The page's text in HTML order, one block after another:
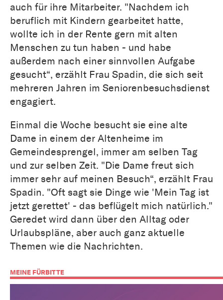
auch für ihre Mitarbeiter. "Nachdem ich
beruflich mit Kindern gearbeitet hatte,
wollte ich in der Rente gern mit alten
Menschen zu tun haben - und habe
außerdem nach einer sinnvollen Aufgabe
gesucht“, erzählt Frau Spadin, die sich seit
mehreren Jahren im Seniorenbesuchsdienst
engagiert.
Einmal die Woche besucht sie eine alte
Dame in einem der Altenheime im
Gemeindesprengel, immer am selben Tag
und zur selben Zeit. "Die Dame freut sich
immer sehr auf meinen Besuch“, erzählt Frau
Spadin. "Oft sagt sie Dinge wie 'Mein Tag ist
jetzt gerettet' - das beflügelt mich natürlich."
Geredet wird dann über den Alltag oder
Urlaubspläne, aber auch ganz aktuelle
Themen wie die Nachrichten.
MEINE FÜRBITTE